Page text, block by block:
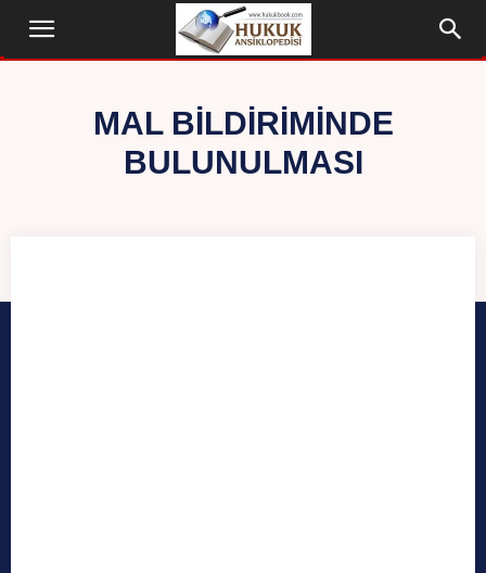
MAL BILDIRIMINDE
BULUNULMASI